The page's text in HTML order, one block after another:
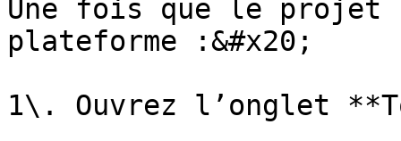
Une fois que le
plateforme :&#x20;
1\. Ouvrez l’onglet